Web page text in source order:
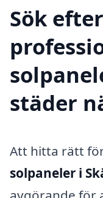
Sök
städer
Att hitta rätt
solpaneler i